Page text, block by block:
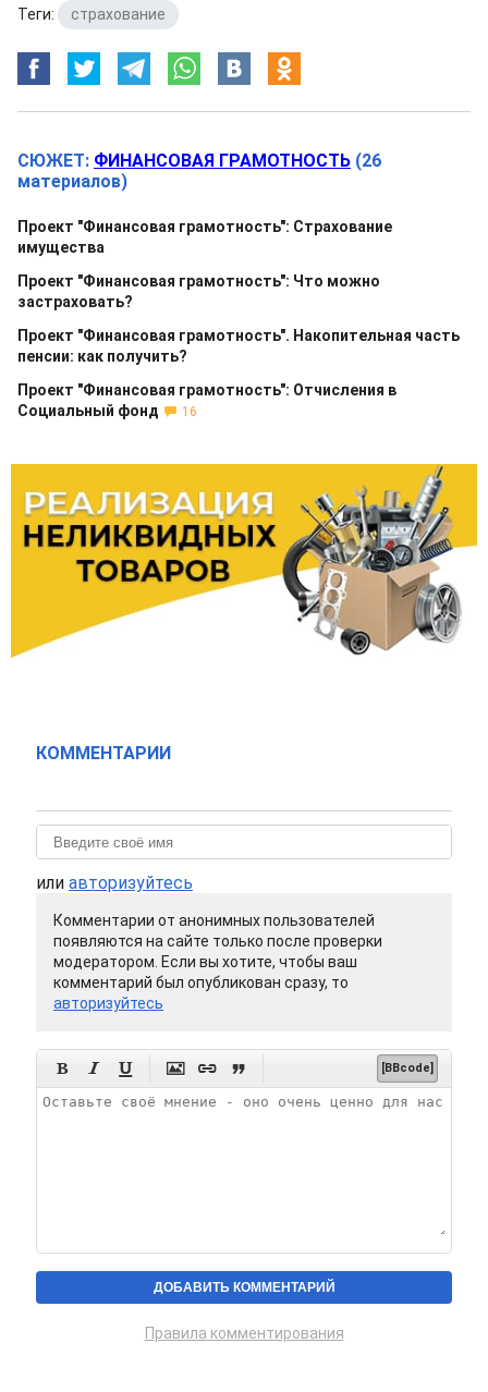
Теги: страхование
СЮЖЕТ: ФИНАНСОВАЯ ГРАМОТНОСТЬ (26
материалов)
Проект "Финансовая грамотность": Страхование
имущества
Проект "Финансовая грамотность": Что можно
застраховать?
Проект "Финансовая грамотность". Накопительная часть
пенсии: как получить?
Проект "Финансовая грамотность": Отчисления в
Социальный фонд
16
КОММЕНТАРИИ
или авторизуйтесь
Комментарии от анонимных пользователей
появляются на сайте только после проверки
модератором. Если вы хотите, чтобы ваш
комментарий был опубликован сразу, то
авторизуйтесь
      [BBcode]
Правила комментирования